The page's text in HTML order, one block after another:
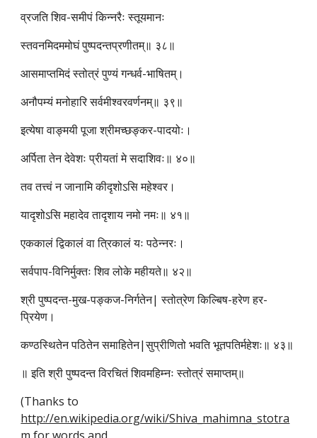
व्रजति शिव-समीपं किन्नरैः स्तूयमानः
स्तवनमिदममोघं पुष्पदन्तप्रणीतम्॥ ३८॥
आसमाप्तमिदं स्तोत्रं पुण्यं गन्धर्व-भाषितम्।
अनौपम्यं मनोहारि सर्वमीश्वरवर्णनम्॥ ३९॥
इत्येषा वाङ्मयी पूजा श्रीमच्छङ्कर-पादयोः।
अर्पिता तेन देवेशः प्रीयतां मे सदाशिवः॥ ४०॥
तव तत्त्वं न जानामि कीदृशोऽसि महेश्वर।
यादृशोऽसि महादेव तादृशाय नमो नमः॥ ४१॥
एककालं द्विकालं वा त्रिकालं यः पठेन्नरः।
सर्वपाप-विनिर्मुक्तः शिव लोके महीयते॥ ४२॥
श्री पुष्पदन्त-मुख-पङ्कज-निर्गतेन| स्तोत्रेण किल्बिष-हरेण हर-
प्रियेण।
कण्ठस्थितेन पठितेन समाहितेन|सुप्रीणितो भवति भूतपतिर्महेशः॥ ४३॥
॥ इति श्री पुष्पदन्त विरचितं शिवमहिम्नः स्तोत्रं समाप्तम्॥
http://en.wikipedia.org/wiki/Shiva_mahimna_stotra